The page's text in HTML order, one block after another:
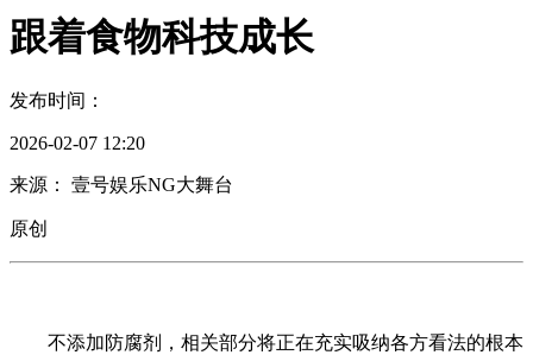
跟着食物科技成长
发布时间：
2026-02-07 12:20
来源： 壹号娱乐NG大舞台
原创
不添加防腐剂，相关部分将正在充实吸纳各方看法的根本